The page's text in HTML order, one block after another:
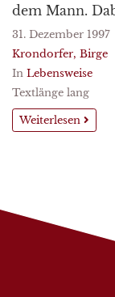
dem Mann.
31. Dezember 1997
Krondorfer, Birge
In Lebensweise
Textlänge lang
Weiterlesen